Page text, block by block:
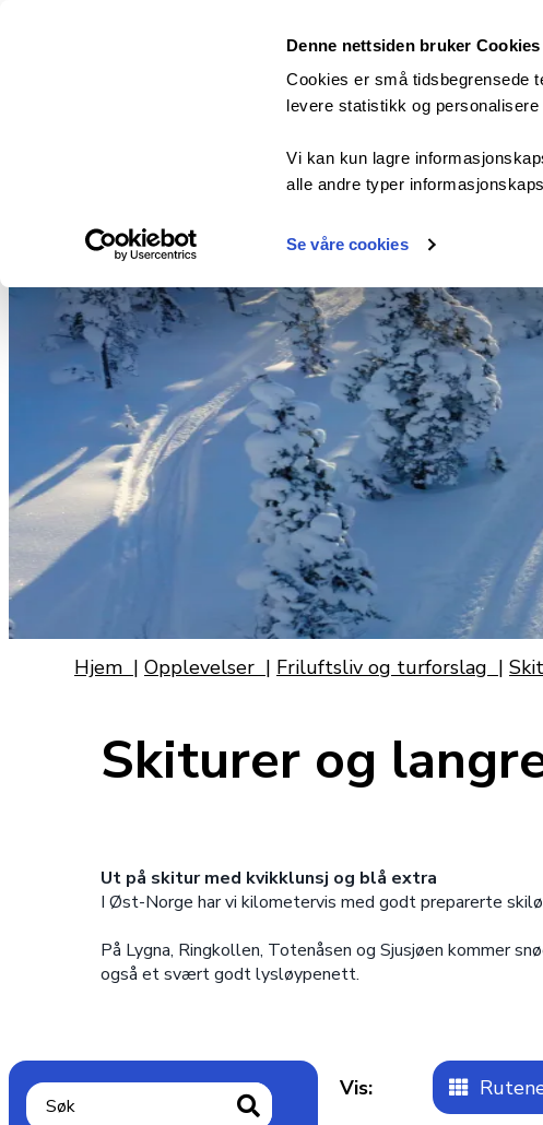
Denne nettsiden bruker Cookies
Cookies er små tidsbegrensede
levere statistikk og
Vi kan kun lagre
alle andre typer
Se våre cookies
Hjem | Opplevelser | Friluftsliv og turforslag |
Skiturer og
Ut på skitur med kvikklunsj og blå extra
I Øst-Norge har vi kilometervis med godt preparerte
På Lygna, Ringkollen, Totenåsen og Sjusjøen kommer
også et svært godt lysløypenett.
Vis: